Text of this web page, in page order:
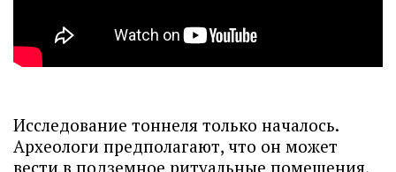
Исследование тоннеля только началось.
Археологи предполагают, что он может
вести в подземное ритуальные помещения,